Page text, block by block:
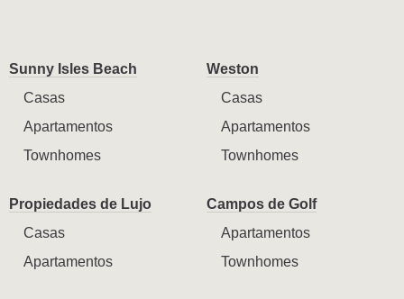
Sunny Isles Beach
Casas
Apartamentos
Townhomes
Weston
Casas
Apartamentos
Townhomes
Propiedades de Lujo
Casas
Apartamentos
Campos de Golf
Apartamentos
Townhomes